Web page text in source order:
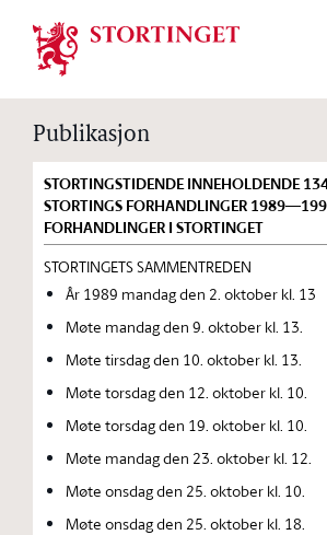
Stortinget.no
Publikasjon
STORTINGSTIDENDE INNEHOLDENDE
STORTINGS FORHANDLINGER
FORHANDLINGER I STORTINGET
STORTINGETS SAMMENTREDEN
År 1989 mandag den 2. oktober kl. 13
Møte mandag den 9. oktober kl. 13.
Møte tirsdag den 10. oktober kl. 13.
Møte torsdag den 12. oktober kl. 10.
Møte torsdag den 19. oktober kl. 10.
Møte mandag den 23. oktober kl. 12.
Møte onsdag den 25. oktober kl. 10.
Møte onsdag den 25. oktober kl. 18.